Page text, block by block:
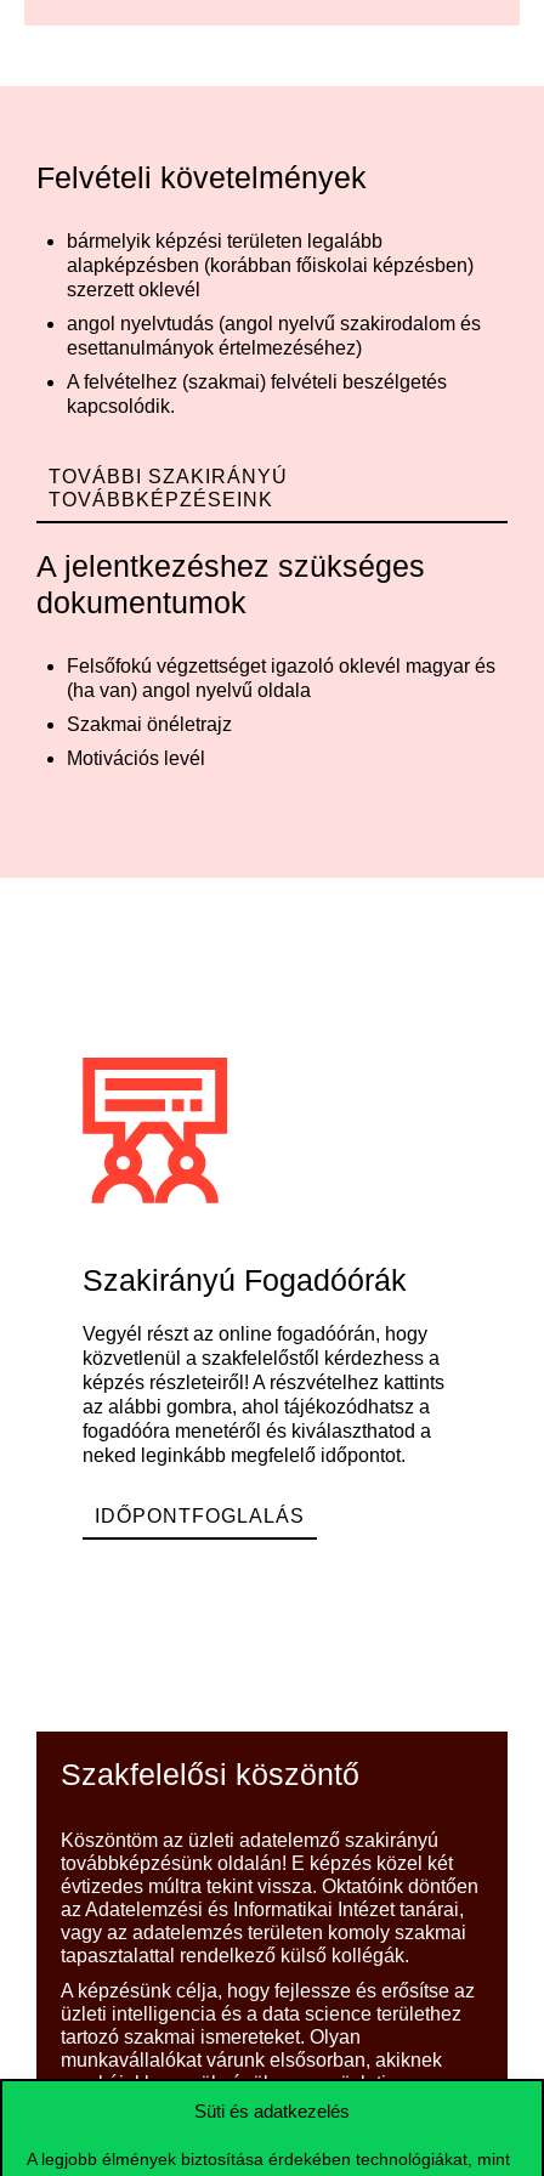
Süti és adatkezelés
A legjobb élmények biztosítása érdekében technológiákat, mint
Felvételi követelmények
bármelyik képzési területen legalább
alapképzésben (korábban főiskolai képzésben)
szerzett oklevél
angol nyelvtudás (angol nyelvű szakirodalom és
esettanulmányok értelmezéséhez)
A felvételhez (szakmai) felvételi beszélgetés
kapcsolódik.
TOVÁBBI SZAKIRÁNYÚ
TOVÁBBKÉPZÉSEINK
A jelentkezéshez szükséges
dokumentumok
Felsőfokú végzettséget igazoló oklevél magyar és
(ha van) angol nyelvű oldala
Szakmai önéletrajz
Motivációs levél
Szakirányú Fogadóórák​
Vegyél részt az online fogadóórán, hogy
közvetlenül a szakfelelőstől kérdezhess a
képzés részleteiről! A részvételhez kattints
az alábbi gombra, ahol tájékozódhatsz a
fogadóóra menetéről és kiválaszthatod a
neked leginkább megfelelő időpontot.
IDŐPONTFOGLALÁS
Szakfelelősi köszöntő
Köszöntöm az üzleti adatelemző szakirányú
továbbképzésünk oldalán! E képzés közel két
évtizedes múltra tekint vissza. Oktatóink döntően
az Adatelemzési és Informatikai Intézet tanárai,
vagy az adatelemzés területen komoly szakmai
tapasztalattal rendelkező külső kollégák.
A képzésünk célja, hogy fejlessze és erősítse az
üzleti intelligencia és a data science területhez
tartozó szakmai ismereteket. Olyan
munkavállalókat várunk elsősorban, akiknek
munkájukhoz szükségük van az üzleti
intelligencia és a data science által nyújtott
üzleti intelligencia rendszert akarnak kialakítani,